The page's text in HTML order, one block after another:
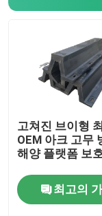
고쳐진 브이형
OEM 아크 고무
해양 플랫폼 보
최고의